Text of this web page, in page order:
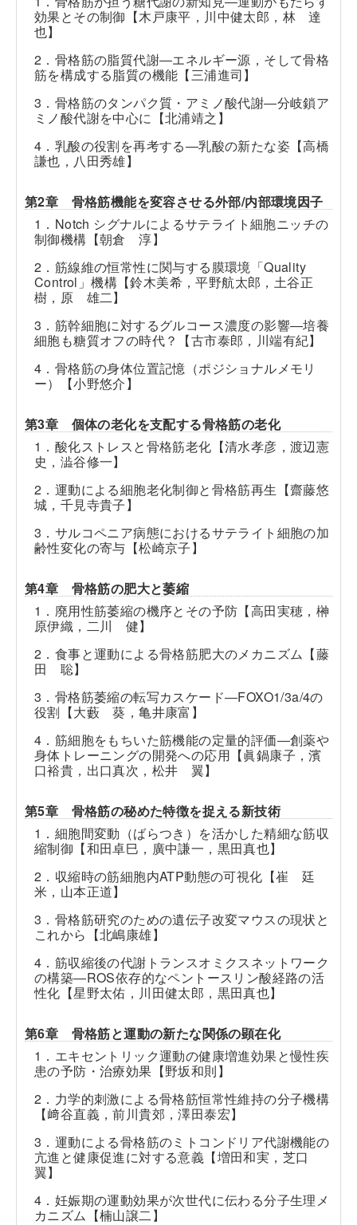
効果とその制御【木戸康平，川中健太郎，林 達
也】
2．骨格筋の脂質代謝―エネルギー源，そして骨格
筋を構成する脂質の機能【三浦進司】
3．骨格筋のタンパク質・アミノ酸代謝―分岐鎖ア
ミノ酸代謝を中心に【北浦靖之】
4．乳酸の役割を再考する―乳酸の新たな姿【高橋
謙也，八田秀雄】
第2章 骨格筋機能を変容させる外部/内部環境因子
1．Notch シグナルによるサテライト細胞ニッチの
制御機構【朝倉 淳】
2．筋線維の恒常性に関与する膜環境「Quality
Control」機構【鈴木美希，平野航太郎，土谷正
樹，原 雄二】
3．筋幹細胞に対するグルコース濃度の影響―培養
細胞も糖質オフの時代？【古市泰郎，川端有紀】
4．骨格筋の身体位置記憶（ポジショナルメモリ
ー）【小野悠介】
第3章 個体の老化を支配する骨格筋の老化
1．酸化ストレスと骨格筋老化【清水孝彦，渡辺憲
史，澁谷修一】
2．運動による細胞老化制御と骨格筋再生【齋藤悠
城，千見寺貴子】
3．サルコペニア病態におけるサテライト細胞の加
齢性変化の寄与【松崎京子】
第4章 骨格筋の肥大と萎縮
1．廃用性筋萎縮の機序とその予防【高田実穂， 榊
原伊織，二川 健】
2．食事と運動による骨格筋肥大のメカニズム【藤
田 聡】
3．骨格筋萎縮の転写カスケード―FOXO1/3a/4の
役割【大藪 葵，亀井康富】
4．筋細胞をもちいた筋機能の定量的評価―創薬や
身体トレーニングの開発への応用【眞鍋康子，濱
口裕貴，出口真次，松井 翼】
第5章 骨格筋の秘めた特徴を捉える新技術
1．細胞間変動（ばらつき）を活かした精細な筋収
縮制御【和田卓巳，廣中謙一，黒田真也】
2．収縮時の筋細胞内ATP動態の可視化【崔 廷
米，山本正道】
3．骨格筋研究のための遺伝子改変マウスの現状と
これから【北嶋康雄】
4．筋収縮後の代謝トランスオミクスネットワーク
の構築―ROS依存的なペントースリン酸経路の活
性化【星野太佑，川田健太郎，黒田真也】
第6章 骨格筋と運動の新たな関係の顕在化
1．エキセントリック運動の健康増進効果と慢性疾
患の予防・治療効果【野坂和則】
2．力学的刺激による骨格筋恒常性維持の分子機構
【﨑谷直義，前川貴郊，澤田泰宏】
3．運動による骨格筋のミトコンドリア代謝機能の
亢進と健康促進に対する意義【増田和実，芝口
翼】
4．妊娠期の運動効果が次世代に伝わる分子生理メ
カニズム【楠山譲二】